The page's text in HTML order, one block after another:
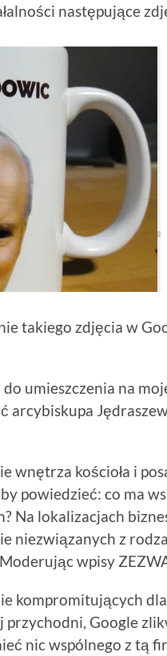
następujące
takiego zdjęcia w
do umieszczenia na
arcybiskupa
wnętrza kościoła i
powiedzieć: co ma
Na lokalizacjach
niezwiązanych z
wpisy
kompromitujących
Google
nic wspólnego z tą